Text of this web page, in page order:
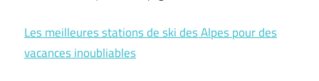
Les meilleures stations de ski des Alpes pour des
vacances inoubliables